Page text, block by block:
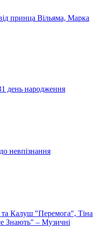
принца Вільяма, Марка
день народження
невпізнання
Калуш "Перемога", Тіна
Знають" – Музичні